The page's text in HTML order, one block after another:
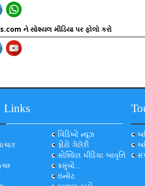
ને સોશ્યલ મીડિયા પર ફોલો કરો
વિડિઓ ન્યૂઝ
ફોટો ગેલેરી
સોશ્યિલ મીડિયા આવૃત્તિ
કસુંબો...
ઇન્સેટ